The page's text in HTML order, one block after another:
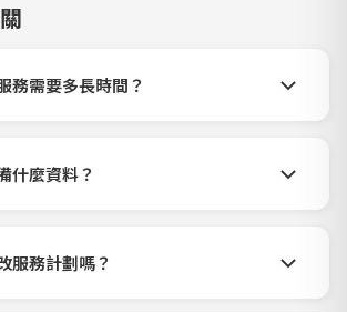
務需要多長時間？
什麼資料？
服務計劃嗎？